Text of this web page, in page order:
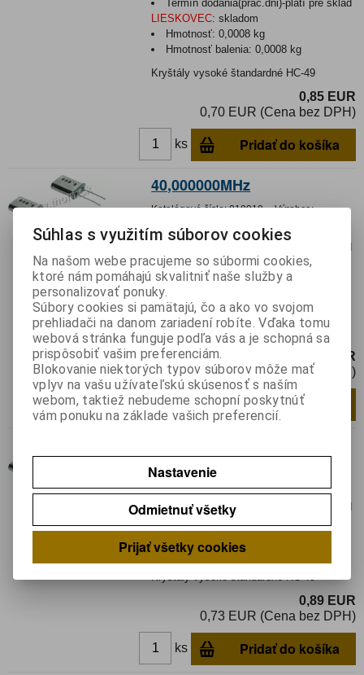
Termín dodania(prac.dni)-platí pre sklad
LIESKOVEC: skladom
Hmotnosť:0,0008 kg
Hmotnosť balenia:0,0008 kg
Kryštály vysoké štandardné HC-49
0,85 EUR
0,70 EUR (Cena bez DPH)
ks Pridať do košíka
40,000000MHz
Katalógové číslo:018919 Výrobca:
Záruka (mesiacov):24
LIESKOVEC :skladom
Hmotnosť:0,0008 kg
Hmotnosť balenia:
Rezonátor: kryštálový; 40MHz; ±30ppm;
16pF÷30pF; THT; HC49/U
0,99 EUR
0,81 EUR (Cena bez DPH)
ks Pridať do košíka
Katalógové číslo:
Záruka (mesiacov):24
Termín dodania(prac.dni)-platí pre sklad
LIESKOVEC:skladom
Hmotnosť balenia:
Kryštály vysoké štandardné HC-49
0,89 EUR
0,73 EUR (Cena bez DPH)
ks Pridať do košíka
Súhlas s využitím súborov cookies
Na našom webe pracujeme so súbormi cookies,
ktoré nám pomáhajú skvalitniť naše služby a
personalizovať ponuky.
Súbory cookies si pamätajú, čo a ako vo svojom
prehliadači na danom zariadení robíte. Vďaka tomu
webová stránka funguje podľa vás a je schopná sa
prispôsobiť vašim preferenciám.
Blokovanie niektorých typov súborov môže mať
vplyv na vašu užívateľskú skúsenosť s naším
webom, taktiež nebudeme schopní poskytnúť
vám ponuku na základe vašich preferencií.
Nastavenie
Odmietnuť všetky
Prijať všetky cookies